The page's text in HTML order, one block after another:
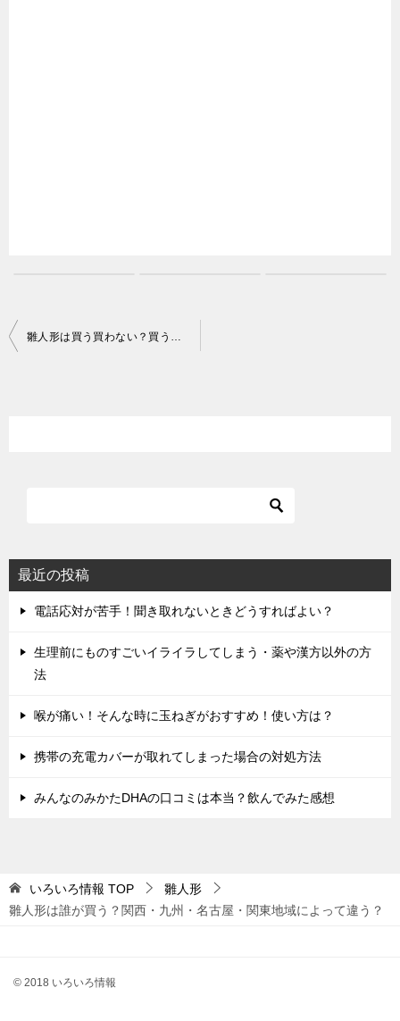
投
ン
最近の投稿
電話応対が苦手！聞き取れないときどうすればよい？
生理前にものすごいイライラしてしまう・薬や漢方以外の方
法
喉が痛い！そんな時に玉ねぎがおすすめ！使い方は？
携帯の充電カバーが取れてしまった場合の対処方法
みんなのみかたDHAの口コミは本当？飲んでみた感想
いろいろ情報 TOP
雛人形
雛人形は誰が買う？関西・九州・名古屋・関東地域によって違う？
© 2018 いろいろ情報